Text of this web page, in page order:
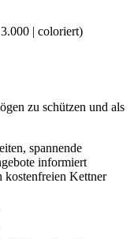
| coloriert)
zu schützen und als
spannende
informiert
kostenfreien Kettner